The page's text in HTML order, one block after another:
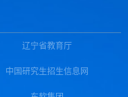
辽宁省教育厅
中国研究生招生信息网